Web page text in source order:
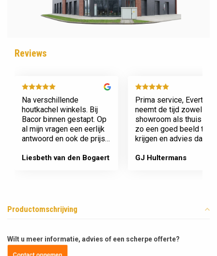
Reviews
Na verschillende
houtkachel winkels. Bij
Bacor binnen gestapt. Op
al mijn vragen een eerlijk
antwoord en ook de prijs
Afspraak is afspraak geen
Liesbeth van den Bogaert
Prima service, Evert
neemt de tijd zowel in
showroom als thuis om
zo een goed beeld te
krijgen en advies daarop
nieuwe kachel. Komt
GJ Hultermans
Productomschrijving
Wilt u meer informatie, advies of een scherpe offerte?